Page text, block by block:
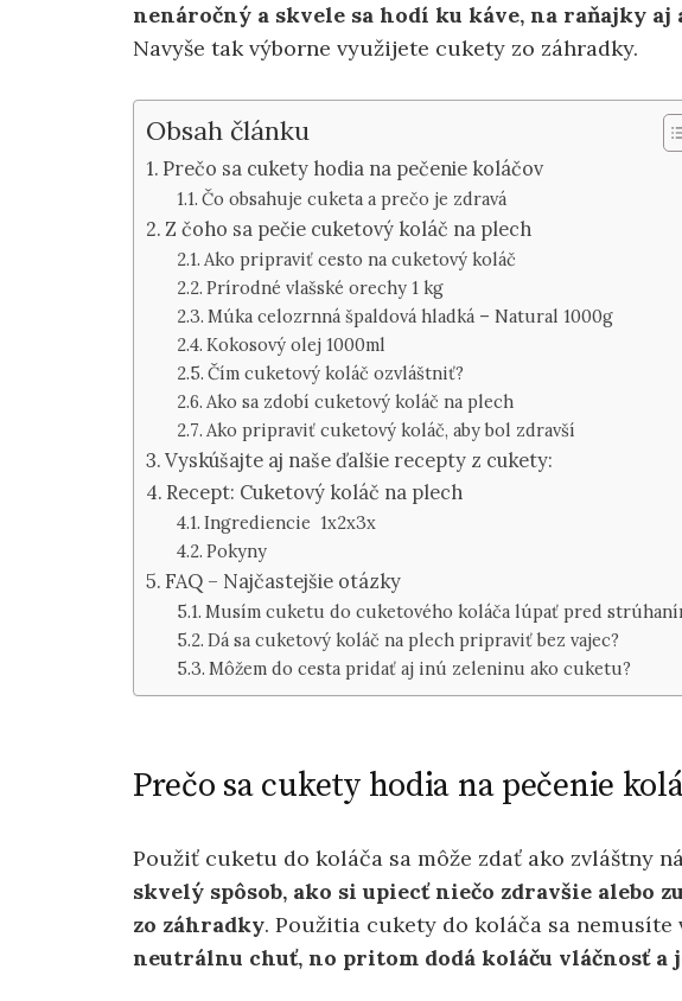
nenáročný a skvele sa hodí ku káve, na raňajky aj
Navyše tak výborne využijete cukety zo záhradky.
Obsah článku
Prečo sa cukety hodia na pečenie koláčov
Čo obsahuje cuketa a prečo je zdravá
Z čoho sa pečie cuketový koláč na plech
Ako pripraviť cesto na cuketový koláč
Prírodné vlašské orechy 1 kg
Múka celozrnná špaldová hladká – Natural 1000g
Kokosový olej 1000ml
Čím cuketový koláč ozvláštniť?
Ako sa zdobí cuketový koláč na plech
Ako pripraviť cuketový koláč, aby bol zdravší
Vyskúšajte aj naše ďalšie recepty z cukety:
Recept: Cuketový koláč na plech
Ingrediencie 1x2x3x
Pokyny
FAQ – Najčastejšie otázky
Musím cuketu do cuketového koláča lúpať pred
Dá sa cuketový koláč na plech pripraviť bez vajec?
Môžem do cesta pridať aj inú zeleninu ako cuketu?
Prečo sa cukety hodia na pečenie
Použiť cuketu do koláča sa môže zdať ako zvláštny
skvelý spôsob, ako si upiecť niečo zdravšie alebo
zo záhradky. Použitia cukety do koláča sa nemusíte
neutrálnu chuť, no pritom dodá koláču vláčnosť a